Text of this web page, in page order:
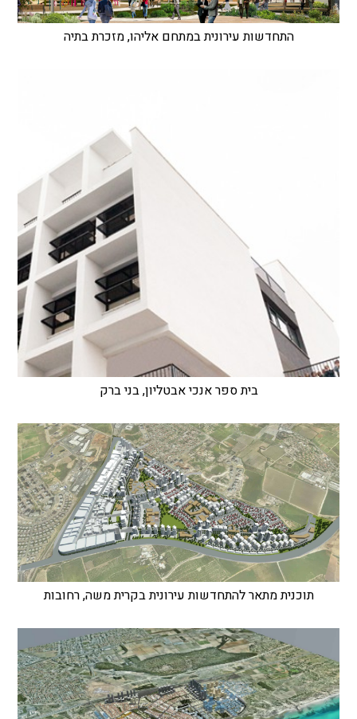
התחדשות עירונית במתחם אליהו, מזכרת בתיה
בית ספר אנכי אבטליון, בני ברק
תוכנית מתאר להתחדשות עירונית בקרית משה, רחובות